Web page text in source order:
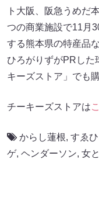
ト大阪、阪急うめだ
つの商業施設で11月
する熊本県の特産品
ひろがりずがPRした
キーズストア」でも
チーキーズストアは
からし蓮根, すゑ
ゲ, ヘンダーソン, 女